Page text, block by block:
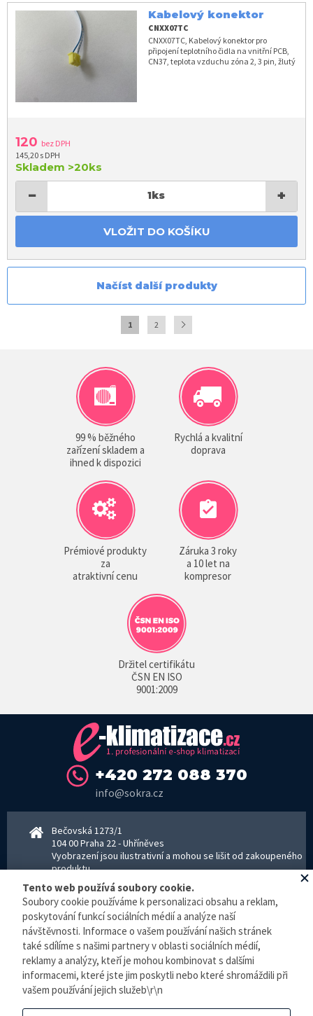
Kabelový konektor
CNXX07TC
CNXX07TC, Kabelový konektor pro
připojení teplotního čidla na vnitřní PCB,
CN37, teplota vzduchu zóna 2, 3 pin, žlutý
120 bez DPH
145,20 s DPH
Skladem >20ks
− 1ks +
VLOŽIT DO KOŠÍKU
Načíst další produkty
1 2
99 % běžného
zařízení skladem a
ihned k dispozici
Rychlá a kvalitní
doprava
Prémiové produkty
za
atraktivní cenu
Záruka 3 roky
a 10 let na
kompresor
Držitel certifikátu
ČSN EN ISO
9001:2009
+420 272 088 370
info@sokra.cz
Bečovská 1273/1
104 00 Praha 22 - Uhříněves
Vyobrazení jsou ilustrativní a mohou se lišit od zakoupeného
produktu.
www.sokra.cz│www.haier-klimatizace.cz
Otevírací doba
Pondělí–Pátek 8–16:30 hodin - kancelář
Pondělí–pátek 8–16:00 hodin - sklad
Zpracování osobních údajů
Tento web používá soubory cookie.
Soubory cookie používáme k personalizaci obsahu a reklam,
poskytování funkcí sociálních médií a analýze naší
návštěvnosti. Informace o vašem používání našich stránek
také sdílíme s našimi partnery v oblasti sociálních médií,
reklamy a analýzy, kteří je mohou kombinovat s dalšími
informacemi, které jste jim poskytli nebo které shromáždili při
vašem používání jejich služeb\r\n